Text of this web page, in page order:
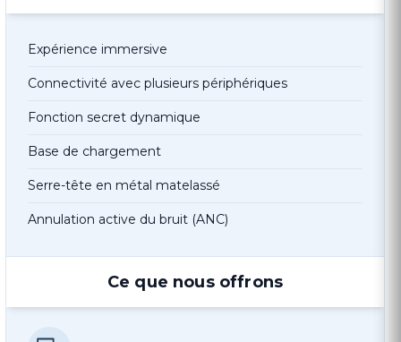
Expérience immersive
Connectivité avec plusieurs périphériques
Fonction secret dynamique
Base de chargement
Serre-tête en métal matelassé
Annulation active du bruit (ANC)
Ce que nous offrons